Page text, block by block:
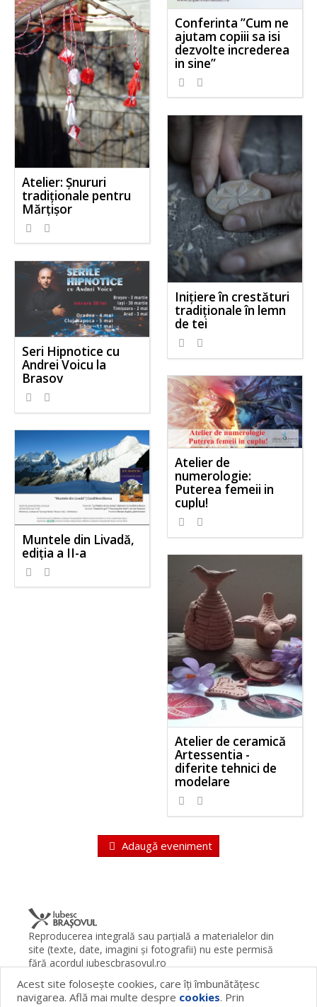
Conferinta ”Cum ne
ajutam copiii sa isi
dezvolte increderea
in sine”
Atelier: Șnururi
tradiționale pentru
Mărțișor
Inițiere în crestături
tradiționale în lemn
de tei
Seri Hipnotice cu
Andrei Voicu la
Brasov
Atelier de
numerologie:
Puterea femeii in
cuplu!
Muntele din Livadă,
ediţia a II-a
Atelier de ceramică
Artessentia -
diferite tehnici de
modelare
Adaugă eveniment
Reproducerea integrală sau parţială a materialelor din
site (texte, date, imagini şi fotografii) nu este permisă
fără acordul iubescbrasovul.ro
Termeni şi condiţii
Contact Despre proiect
FAQ
Cookies
Publicitate
Acest site foloseşte cookies, care îţi îmbunătăţesc
navigarea. Află mai multe despre cookies. Prin